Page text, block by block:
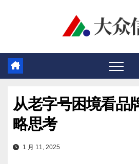
容
从老字号困境看品
略思考
1 月 11, 2025